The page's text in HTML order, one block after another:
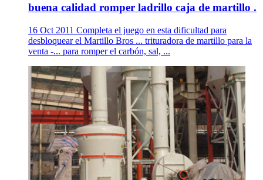
buena calidad romper ladrillo caja de martillo .
16 Oct 2011 Completa el juego en esta dificultad para
desbloquear el Martillo Bros ... trituradora de martillo para la
venta -... para romper el carbón, sal, ...